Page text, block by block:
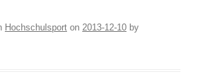
Hochschulsport on 2013-12-10 by